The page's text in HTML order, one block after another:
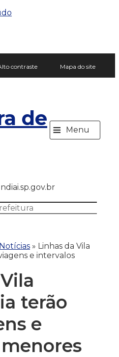
contraste Mapa do site
de ≡ Menu
Notícias » Linhas da Vila
e intervalos
terão
e